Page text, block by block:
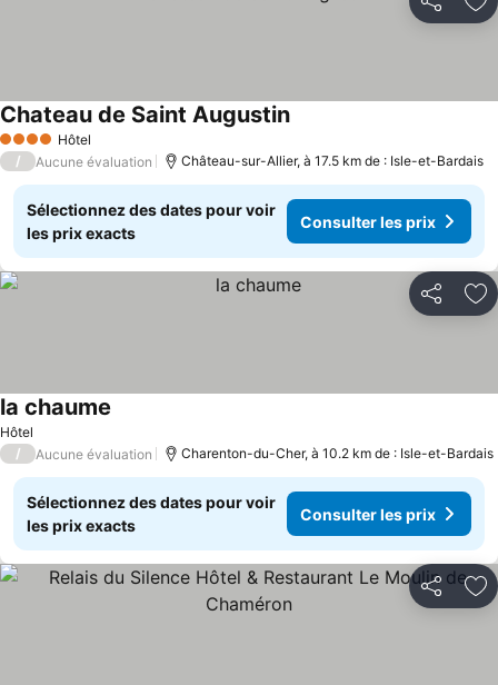
Partager
4 Étoiles Hôtel
Chateau de Saint Augustin
/ Aucune évaluation Château-sur-Allier, à 17.5 km de : Isle-et-Bardais
Sélectionnez des dates pour voir
les prix exacts
Consulter les prix
Partager
Hôtel
la chaume
/ Aucune évaluation Charenton-du-Cher, à 10.2 km de : Isle-et-Bardais
Sélectionnez des dates pour voir
les prix exacts
Consulter les prix
Partager